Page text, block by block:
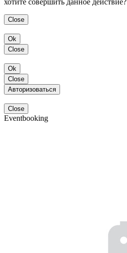
Close
Ok
Close
Ok
Close
Авторизоваться
Close
Eventbooking